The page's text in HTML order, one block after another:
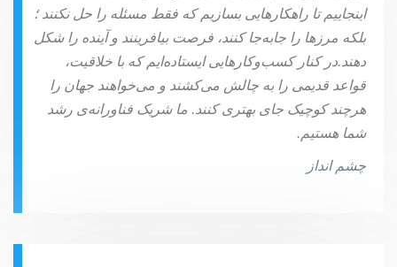
اینجاییم تا راهکارهایی بسازیم که فقط مسئله را حل نکنند ؛
بلکه مرزها را جابه‌جا کنند، فرصت بیافرینند و آینده را شکل
دهند.در کنار کسب‌وکارهایی ایستاده‌ایم که با خلاقیت،
قواعد قدیمی را به چالش می‌کشند و می‌خواهند جهان را
هرچند کوچیک جای بهتری کنند. ما شریک فناورانه‌ی رشد
شما هستیم.
چشم انداز